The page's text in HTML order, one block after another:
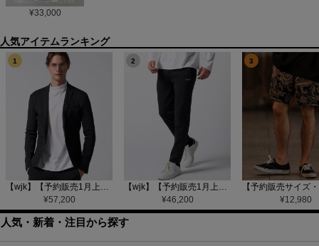
¥33,000
1
【wjk】【予約販売1月上旬～中旬入荷】function knit jacket(jacquard check) ニットジャケット(207 mw08j)
¥57,200
2
【wjk】【予約販売1月上旬～中旬入荷】function knit easy slacks(jacquard check) ニットイージーパンツ(504 mw08j)
¥46,200
3
¥12,980
人気・新着・注目から探す